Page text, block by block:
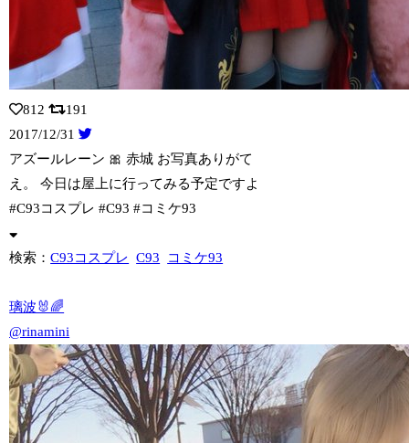
812
191
2017/12/31
アズールレーン 🎀 赤城 お写真ありがて
え。 今日は屋上に行ってみる予定ですよ
#C93コスプレ #C93 #コミケ93
検索：C93コスプレ C93 コミケ93
璃波🐰🌈
@rinamini